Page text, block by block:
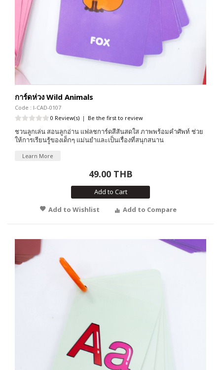
การ์ดห่วง Wild Animals
Code : I-CAD-0107
0 Review(s) | Be the first to review
ชวนลูกเล่น สอนลูกอ่าน แฟลชการ์ดสีสันสดใส ภาพพร้อมคำศัพท์ ช่วย
ให้การเรียนรู้ของเด็กๆ แม่นยำและเป็นเรื่องที่สนุกสนาน
Learn More
49.00 THB
Add to Cart
Add to Wishlist
Add to Compare